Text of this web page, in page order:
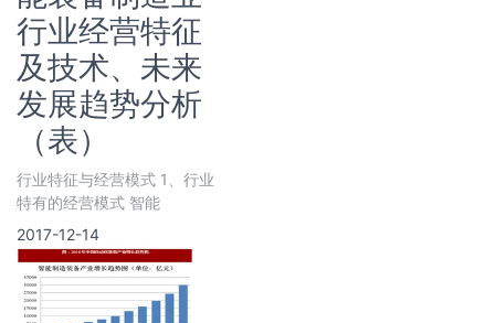
行业经营特征
及技术、未来
发展趋势分析
（表）
行业特征与经营模式 1、行业
特有的经营模式 智能
2017-12-14